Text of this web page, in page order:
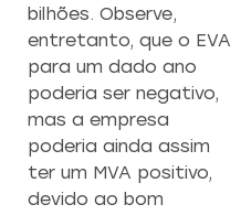
bilhões. Observe,
entretanto, que o EVA
para um dado ano
poderia ser negativo,
mas a empresa
poderia ainda assim
ter um MVA positivo,
devido ao bom